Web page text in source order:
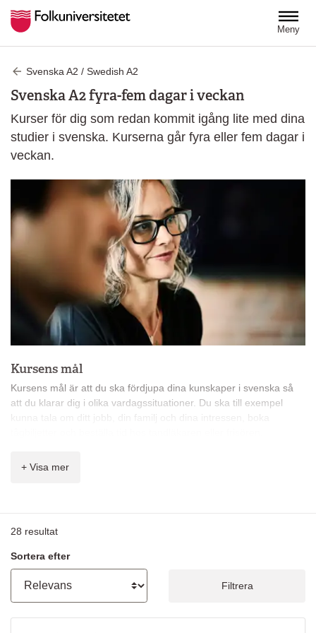
Meny
Svenska A2 / Swedish A2
Svenska A2 fyra-fem dagar i veckan
Kurser för dig som redan kommit igång lite med dina
studier i svenska. Kurserna går fyra eller fem dagar i
veckan.
Kursens mål
Kursens mål är att du ska fördjupa dina kunskaper i svenska så
att du klarar dig i olika vardagssituationer. Du ska till exempel
kunna tala om ditt jobb, din familj och dina intressen, boka
att förstå ett enkelt samtal mellan två personer
att skriva enkla personliga brev
traditioner
+ Visa mer
28 resultat
Sortera efter
Filtrera